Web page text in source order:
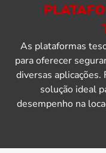
As plataformas
para oferecer
diversas aplicações.
solução ideal
desempenho na